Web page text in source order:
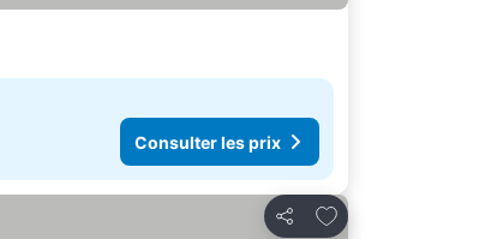
Consulter les prix
Partager
Ajouter à mes favoris